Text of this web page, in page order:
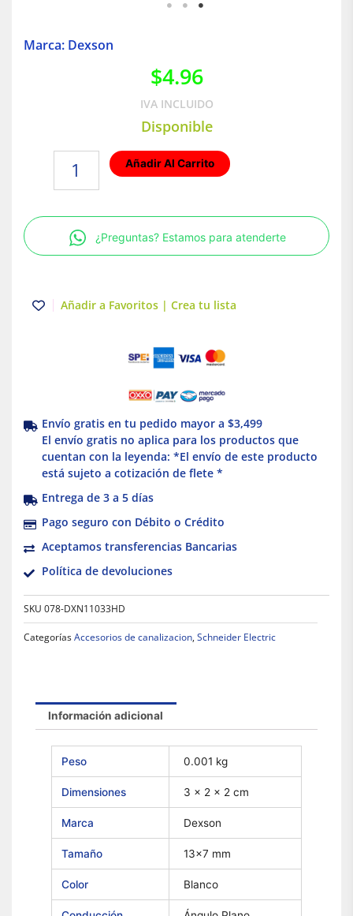
Marca: Dexson
$4.96
IVA INCLUIDO
Disponible
Blanco
Dexson
cantidad
Añadir Al Carrito
¿Preguntas? Estamos para atenderte
Añadir a Favoritos | Crea tu lista
Envío gratis en tu pedido mayor a $3,499
El envío gratis no aplica para los productos que
cuentan con la leyenda: *El envío de este producto
está sujeto a cotización de flete *
Entrega de 3 a 5 días
Pago seguro con Débito o Crédito
Aceptamos transferencias Bancarias
Política de devoluciones
SKU 078-DXN11033HD
CategoríasAccesorios de canalizacion, Schneider Electric
Información adicional
Peso 0.001 kg
Dimensiones 3 × 2 × 2 cm
Marca Dexson
Tamaño 13×7 mm
Color Blanco